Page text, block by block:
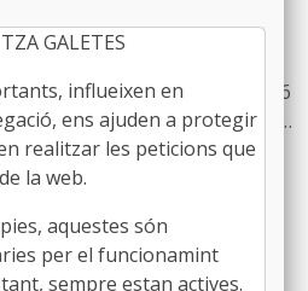
de 19 de desembre, per la
anticipada per a l'any 2026
organitzadores d'activitats
del sector firal català
de fons
destinats a
de Lectura Pública
o mercats
GALETES
influeixen en
ens ajuden a protegir
realitzar les peticions que
la web.
aquestes són
per el funcionamint
sempre estan actives.